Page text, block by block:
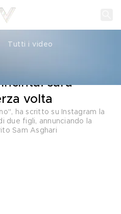
Tutti i video
sarà
volta
ha scritto su Instagram la
due figli, annunciando la
Sam Asghari